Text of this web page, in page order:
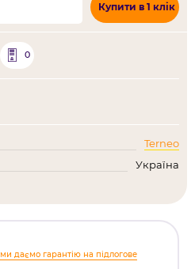
Купити в 1 клік
0
Terneo
Україна
даємо гарантію на підлогове